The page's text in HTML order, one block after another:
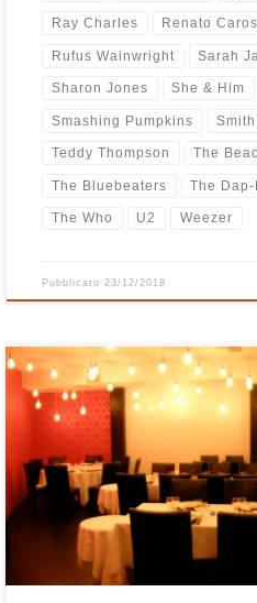
Ray Charles Renato
Rufus Wainwright Sarah
Sharon Jones She & Him
Smashing Pumpkins
Teddy Thompson The
The Bluebeaters The
The Who U2 Weezer
Pubblicato23/12/2018
Playlist composta da Ugo in
dell’inaugurazione del ristorante
non lo conosce ancora e non c’è
è situato all’interno della discoteca
Montese… si mangia (bene!), si
con un buon vino, si ascolta un po’